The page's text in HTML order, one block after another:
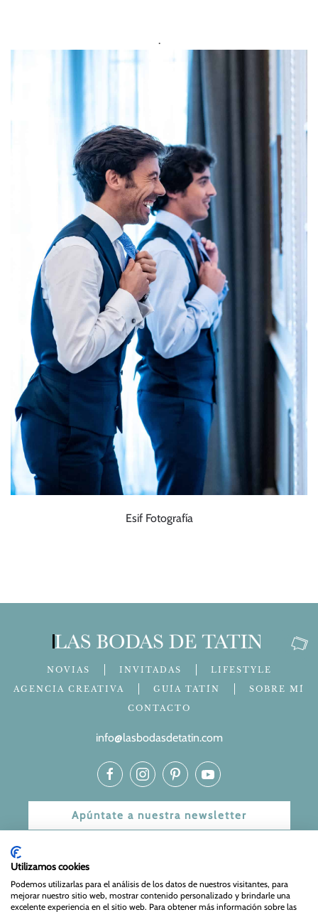
.
Esif Fotografía
NOVIAS INVITADAS
LIFESTYLE
AGENCIA CREATIVA
GUÍA TATÍN
SOBRE MÍ
CONTACTO
info@lasbodasdetatin.com
Apúntate a nuestra newsletter
Aviso Legal|Política de Privacidad y Cookies| Web Diseñada
y mantenida porEspecialistas Web
Utilizamos cookies
Podemos utilizarlas para el análisis de los datos de nuestros visitantes, para
mejorar nuestro sitio web, mostrar contenido personalizado y brindarle una
excelente experiencia en el sitio web. Para obtener más información sobre las